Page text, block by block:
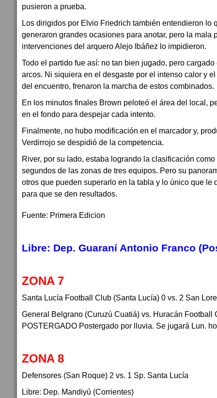
pusieron a prueba.
Los dirigidos por Elvio Friedrich también entendieron lo
generaron grandes ocasiones para anotar, pero la mala
intervenciones del arquero Alejo Ibáñez lo impidieron.
Todo el partido fue así: no tan bien jugado, pero
arcos. Ni siquiera en el desgaste por el intenso calor y
del encuentro, frenaron la marcha de estos combinados.
En los minutos finales Brown peloteó el área del local,
en el fondo para despejar cada intento.
Finalmente, no hubo modificación en el marcador y,
Verdirrojo se despidió de la competencia.
River, por su lado, estaba logrando la clasificación
segundos de las zonas de tres equipos. Pero su
otros que pueden superarlo en la tabla y lo único que le
para que se den resultados.
Fuente: Primera Edicion
Libre: Dep. Guaraní Antonio Franco
ZONA 7
Santa Lucía Football Club (Santa Lucía) 0 vs. 2 San
General Belgrano (Curuzú Cuatiá) vs. Huracán Football
POSTERGADO Postergado por lluvia. Se jugará Lun.
ZONA 8
Defensores (San Roque) 2 vs. 1 Sp. Santa Lucía
Libre: Dep. Mandiyú (Corrientes)